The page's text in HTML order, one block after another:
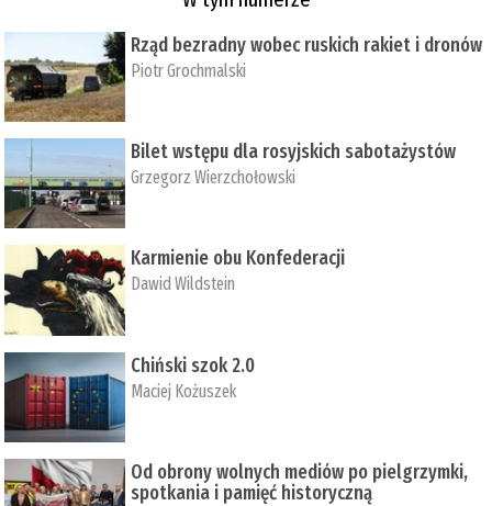
Rząd bezradny wobec ruskich rakiet i dronów
Piotr Grochmalski
Bilet wstępu dla rosyjskich sabotażystów
Grzegorz Wierzchołowski
Karmienie obu Konfederacji
Dawid Wildstein
Chiński szok 2.0
Maciej Kożuszek
Od obrony wolnych mediów po pielgrzymki,
spotkania i pamięć historyczną